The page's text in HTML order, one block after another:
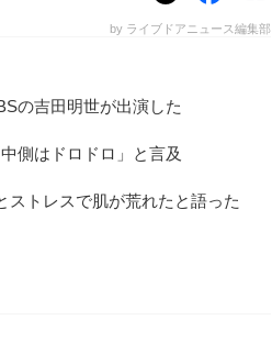
by ライブドアニュース編集部
の吉田明世が出演した
側はドロドロ」と言及
ストレスで肌が荒れたと語った